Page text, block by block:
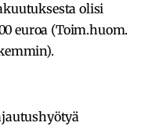
olisi
euroa (Toim.huom.